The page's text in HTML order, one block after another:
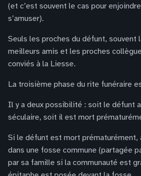
(et c’est souvent le cas pour
s’amuser).
Seuls les proches du défunt, souvent
meilleurs amis et les proches
conviés à la Liesse.
La troisième phase du rite funéraire
Il y a deux possibilité : soit le défunt
séculaire, soit il est mort
Si le défunt est mort prématurément,
dans une fosse commune (partagée
par sa famille si la communauté est